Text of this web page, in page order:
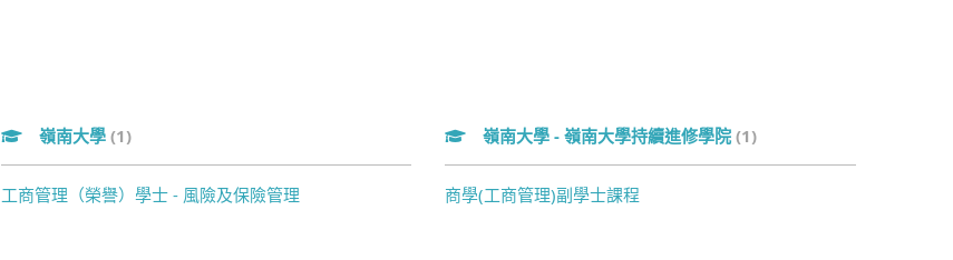
嶺南大學 (1)
工商管理（榮譽）學士 - 風險及保險管理
嶺南大學 - 嶺南大學持續進修學院(1)
商學(工商管理)副學士課程